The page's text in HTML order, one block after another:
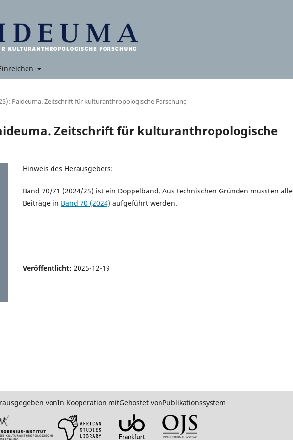
Paideuma. Zeitschrift für kulturanthropologische Forschung
Zeitschrift für kulturanthropologische
Hinweis des Herausgebers:
Band 70/71 (2024/25) ist ein Doppelband. Aus technischen Gründen mussten alle
Beiträge in Band 70 (2024) aufgeführt werden.
Veröffentlicht: 2025-12-19
vonIn Kooperation mitGehostet vonPublikationssystem